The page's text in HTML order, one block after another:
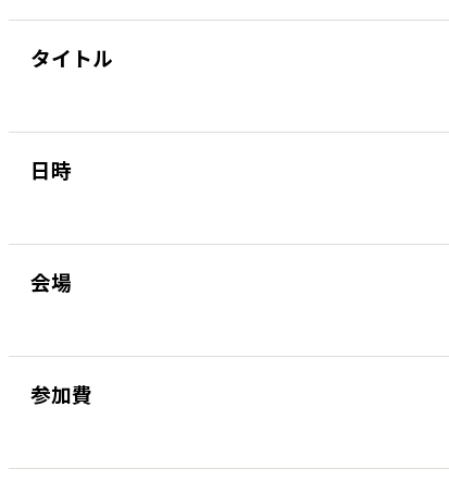
タイトル
日時
会場
参加費